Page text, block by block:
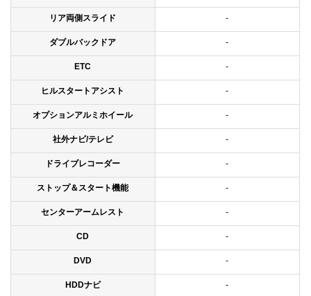
リア両側スライド -
ダブルバックドア -
ETC -
ヒルスタートアシスト -
オプションアルミホイール -
社外ナビ/テレビ -
ドライブレコーダー -
ストップ＆スタート機能 -
センターアームレスト -
CD -
DVD -
HDDナビ -